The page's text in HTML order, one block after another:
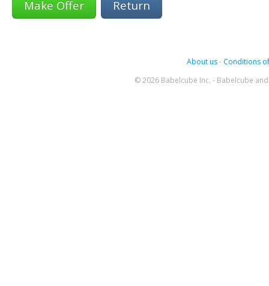
Return
About us- Conditions
© 2026 Babelcube Inc. - Babelcube